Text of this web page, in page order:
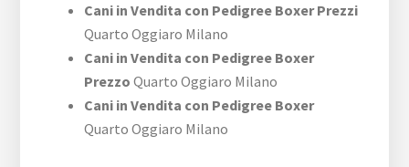
Cani in Vendita con Pedigree Boxer Prezzi
Quarto Oggiaro Milano
Cani in Vendita con Pedigree Boxer
Prezzo Quarto Oggiaro Milano
Cani in Vendita con Pedigree Boxer
Quarto Oggiaro Milano